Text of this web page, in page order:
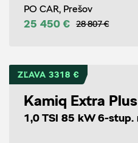
PO CAR, Prešov
25 450 € 28 807 €
ZĽAVA 3318 €
Kamiq Extra Plus
1,0 TSI 85 kW 6-stup.